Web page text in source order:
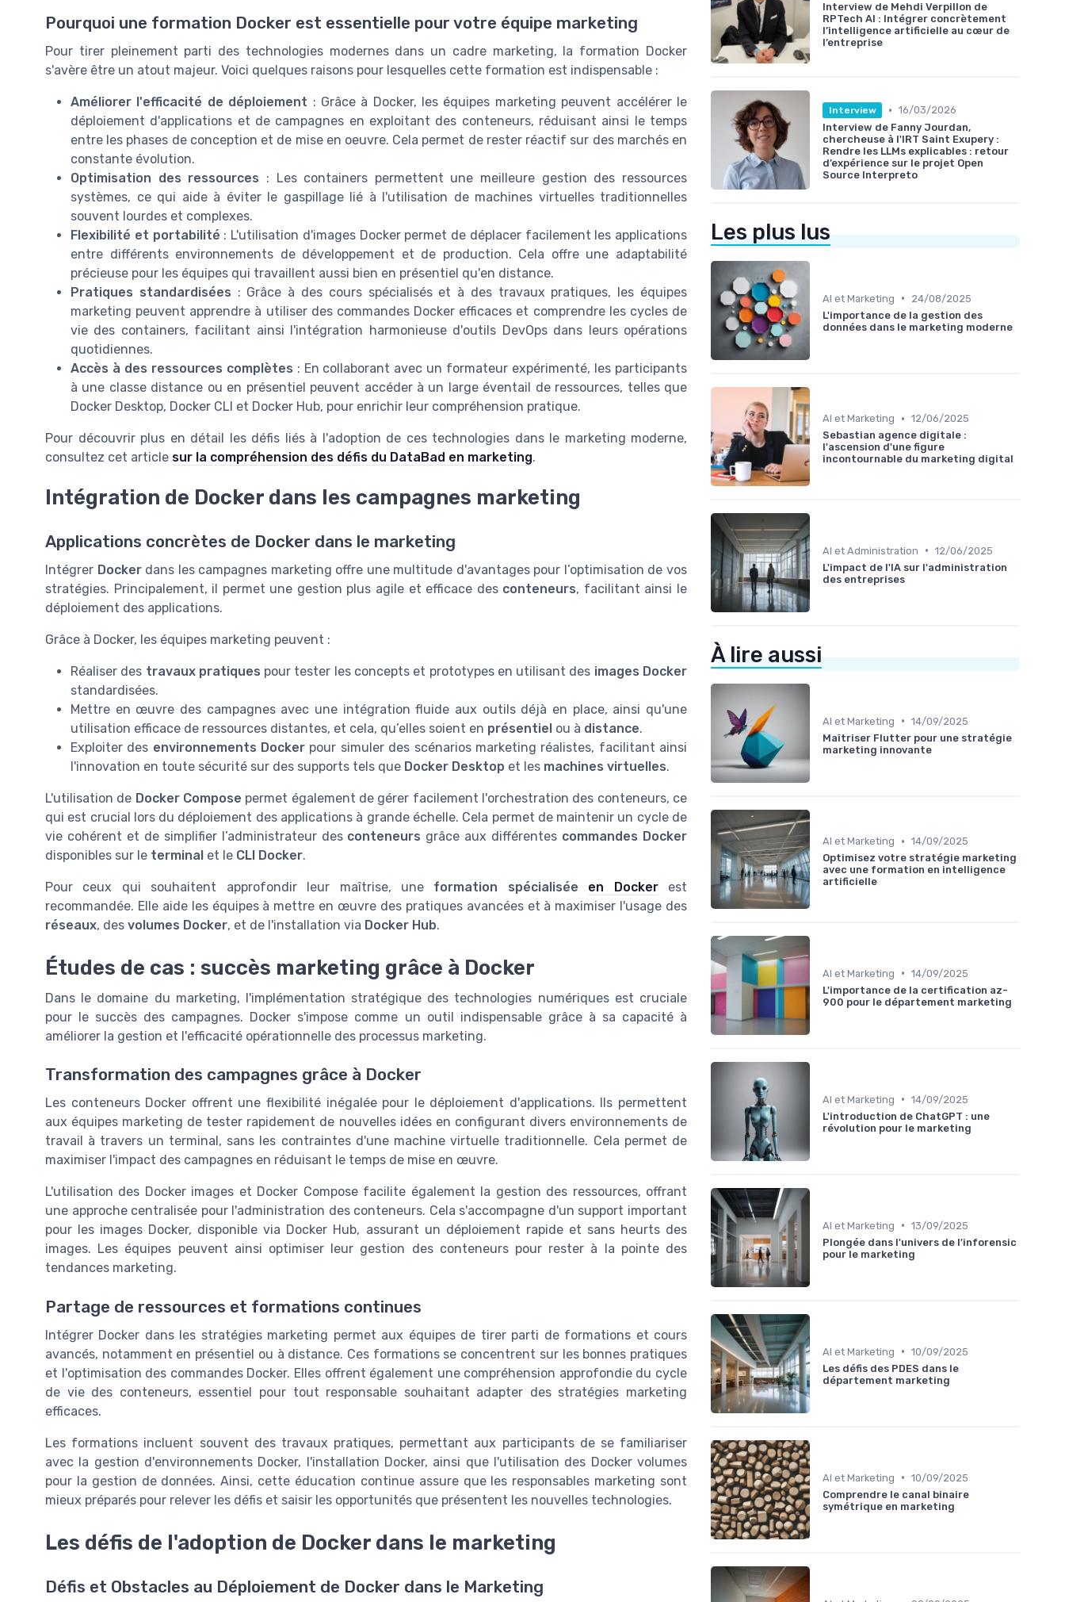
Pourquoi une formation Docker est essentielle pour votre équipe marketing
Pour tirer pleinement parti des technologies modernes dans un cadre marketing, la formation Docker
s'avère être un atout majeur. Voici quelques raisons pour lesquelles cette formation est indispensable :
Améliorer l'efficacité de déploiement : Grâce à Docker, les équipes marketing peuvent accélérer le
déploiement d'applications et de campagnes en exploitant des conteneurs, réduisant ainsi le temps
entre les phases de conception et de mise en oeuvre. Cela permet de rester réactif sur des marchés en
constante évolution.
Optimisation des ressources : Les containers permettent une meilleure gestion des ressources
systèmes, ce qui aide à éviter le gaspillage lié à l'utilisation de machines virtuelles traditionnelles
souvent lourdes et complexes.
Flexibilité et portabilité : L'utilisation d'images Docker permet de déplacer facilement les applications
entre différents environnements de développement et de production. Cela offre une adaptabilité
précieuse pour les équipes qui travaillent aussi bien en présentiel qu'en distance.
Pratiques standardisées : Grâce à des cours spécialisés et à des travaux pratiques, les équipes
marketing peuvent apprendre à utiliser des commandes Docker efficaces et comprendre les cycles de
vie des containers, facilitant ainsi l'intégration harmonieuse d'outils DevOps dans leurs opérations
quotidiennes.
Accès à des ressources complètes : En collaborant avec un formateur expérimenté, les participants
à une classe distance ou en présentiel peuvent accéder à un large éventail de ressources, telles que
Docker Desktop, Docker CLI et Docker Hub, pour enrichir leur compréhension pratique.
Pour découvrir plus en détail les défis liés à l'adoption de ces technologies dans le marketing moderne,
consultez cet article sur la compréhension des défis du DataBad en marketing.
Intégration de Docker dans les campagnes marketing
Applications concrètes de Docker dans le marketing
Intégrer Dockerdans les campagnes marketing offre une multitude d'avantages pour l’optimisation de vos
stratégies. Principalement, il permet une gestion plus agile et efficace des conteneurs, facilitant ainsi le
déploiement des applications.
Grâce à Docker, les équipes marketing peuvent :
Réaliser des travaux pratiques pour tester les concepts et prototypes en utilisant des images Docker
standardisées.
Mettre en œuvre des campagnes avec une intégration fluide aux outils déjà en place, ainsi qu'une
utilisation efficace de ressources distantes, et cela, qu’elles soient en présentiel ou à distance.
Exploiter des environnements Docker pour simuler des scénarios marketing réalistes, facilitant ainsi
l'innovation en toute sécurité sur des supports tels que Docker Desktop et les machines virtuelles.
L'utilisation de Docker Compose permet également de gérer facilement l'orchestration des conteneurs, ce
qui est crucial lors du déploiement des applications à grande échelle. Cela permet de maintenir un cycle de
vie cohérent et de simplifier l’administrateur des conteneurs grâce aux différentes commandes Docker
disponibles sur le terminal et le CLI Docker.
Pour ceux qui souhaitent approfondir leur maîtrise, une formation spécialisée en Dockerest
recommandée. Elle aide les équipes à mettre en œuvre des pratiques avancées et à maximiser l'usage des
réseaux, des volumes Docker, et de l'installation via Docker Hub.
Études de cas : succès marketing grâce à Docker
Dans le domaine du marketing, l'implémentation stratégique des technologies numériques est cruciale
pour le succès des campagnes. Docker s'impose comme un outil indispensable grâce à sa capacité à
améliorer la gestion et l'efficacité opérationnelle des processus marketing.
Transformation des campagnes grâce à Docker
Les conteneurs Docker offrent une flexibilité inégalée pour le déploiement d'applications. Ils permettent
aux équipes marketing de tester rapidement de nouvelles idées en configurant divers environnements de
travail à travers un terminal, sans les contraintes d'une machine virtuelle traditionnelle. Cela permet de
maximiser l'impact des campagnes en réduisant le temps de mise en œuvre.
L'utilisation des Docker images et Docker Compose facilite également la gestion des ressources, offrant
une approche centralisée pour l'administration des conteneurs. Cela s'accompagne d'un support important
pour les images Docker, disponible via Docker Hub, assurant un déploiement rapide et sans heurts des
images. Les équipes peuvent ainsi optimiser leur gestion des conteneurs pour rester à la pointe des
tendances marketing.
Partage de ressources et formations continues
Intégrer Docker dans les stratégies marketing permet aux équipes de tirer parti de formations et cours
avancés, notamment en présentiel ou à distance. Ces formations se concentrent sur les bonnes pratiques
et l'optimisation des commandes Docker. Elles offrent également une compréhension approfondie du cycle
de vie des conteneurs, essentiel pour tout responsable souhaitant adapter des stratégies marketing
efficaces.
Les formations incluent souvent des travaux pratiques, permettant aux participants de se familiariser
avec la gestion d'environnements Docker, l'installation Docker, ainsi que l'utilisation des Docker volumes
pour la gestion de données. Ainsi, cette éducation continue assure que les responsables marketing sont
mieux préparés pour relever les défis et saisir les opportunités que présentent les nouvelles technologies.
Les défis de l'adoption de Docker dans le marketing
Défis et Obstacles au Déploiement de Docker dans le Marketing
Interview de Mehdi Verpillon de
RPTech AI : Intégrer concrètement
l’intelligence artificielle au cœur de
l’entreprise
Interview • 16/03/2026
Interview de Fanny Jourdan,
chercheuse à l'IRT Saint Exupery :
Rendre les LLMs explicables : retour
d’expérience sur le projet Open
Source Interpreto
Les plus lus
AI et Marketing •
24/08/2025
L'importance de la gestion des
données dans le marketing moderne
AI et Marketing • 12/06/2025
Sebastian agence digitale :
l'ascension d'une figure
incontournable du marketing digital
AI et Administration • 12/06/2025
L'impact de l'IA sur l'administration
des entreprises
À lire aussi
AI et Marketing • 14/09/2025
Maîtriser Flutter pour une stratégie
marketing innovante
AI et Marketing • 14/09/2025
Optimisez votre stratégie marketing
avec une formation en intelligence
artificielle
AI et Marketing • 14/09/2025
L'importance de la certification az-
900 pour le département marketing
AI et Marketing • 14/09/2025
L'introduction de ChatGPT : une
révolution pour le marketing
AI et Marketing • 13/09/2025
Plongée dans l'univers de l'inforensic
pour le marketing
AI et Marketing • 10/09/2025
Les défis des PDES dans le
département marketing
AI et Marketing • 10/09/2025
Comprendre le canal binaire
symétrique en marketing